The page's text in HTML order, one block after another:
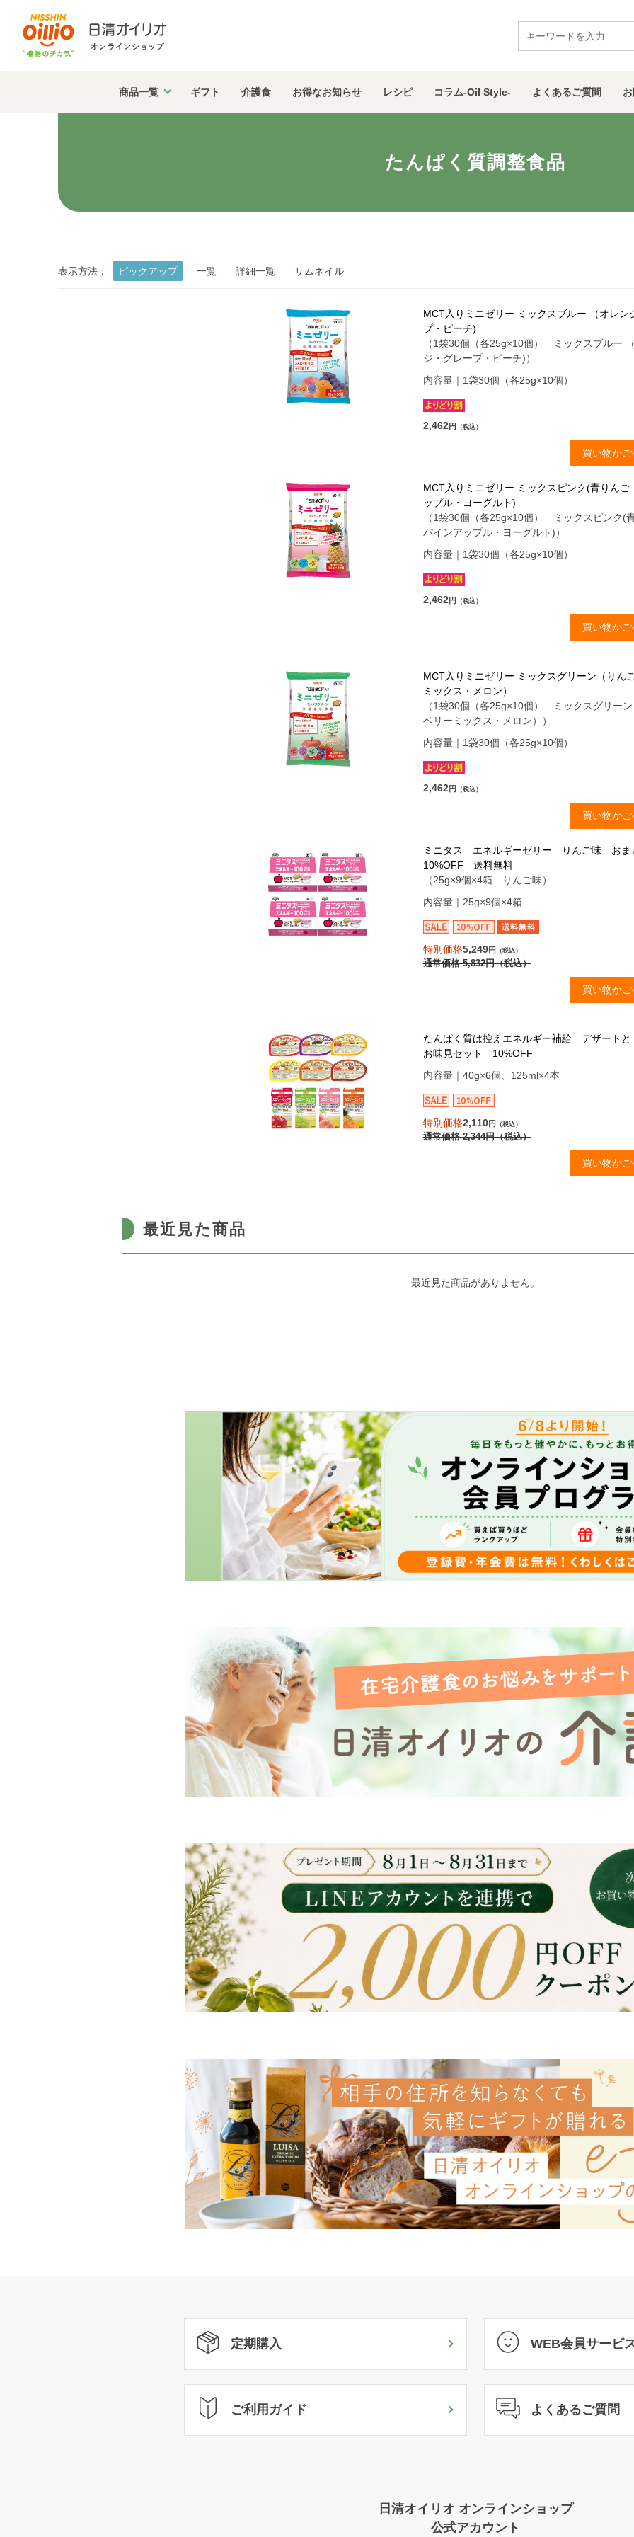
商品一覧 ギフト 介護食 お得なお知らせ レシピ コラム-Oil Style- よくあるご質問
たんぱく質調整食品
表示方法： ピックアップ 一覧 詳細一覧 サムネイル
MCT入りミニゼリー ミックスブルー （オレン
プ・ピーチ)
（1袋30個（各25g×10個） ミックスブルー
ジ・グレープ・ピーチ)）
内容量｜1袋30個（各25g×10個）
2,462円 （税込）
買い物か
MCT入りミニゼリー ミックスピンク(青りんご
ップル・ヨーグルト)
（1袋30個（各25g×10個） ミックスピンク(
パインアップル・ヨーグルト)）
内容量｜1袋30個（各25g×10個）
2,462円 （税込）
買い物か
MCT入りミニゼリー ミックスグリーン（りん
ミックス・メロン）
（1袋30個（各25g×10個） ミックスグリーン
ベリーミックス・メロン））
内容量｜1袋30個（各25g×10個）
2,462円 （税込）
買い物か
ミニタス エネルギーゼリー りんご味 おま
10%OFF 送料無料
（25g×9個×4箱 りんご味）
内容量｜25g×9個×4箱
特別価格5,249円 （税込）
通常価格5,832円（税込）
買い物か
たんぱく質は控えエネルギー補給 デザートと
お味見セット 10%OFF
内容量｜40g×6個、125ml×4本
特別価格2,110円 （税込）
通常価格2,344円（税込）
買い物か
最近見た商品
最近見た商品がありません。
定期購入 WEB会員サービ
ご利用ガイド よくあるご質問
日清オイリオ オンラインショップ
公式アカウント